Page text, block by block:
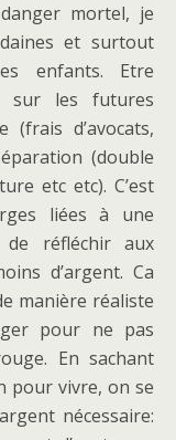
mortel, je
et surtout
enfants. Etre
sur les futures
d’avocats,
(double
etc etc). C’est
liées à une
réfléchir aux
d’argent. Ca
manière réaliste
pour ne pas
En sachant
pour vivre, on se
nécessaire: